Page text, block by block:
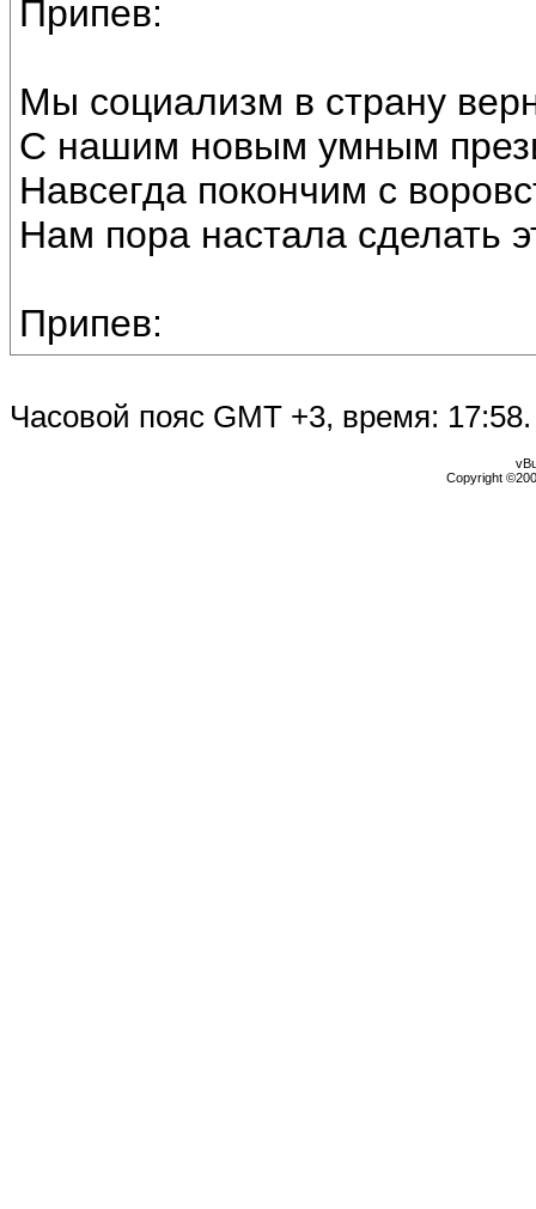
Припев:
Мы социализм в страну
С нашим новым умным
Навсегда покончим с
Нам пора настала сделать
Припев:
Часовой пояс GMT +3, время: 17:58.
Copyright